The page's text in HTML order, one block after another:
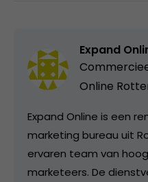
Expand
Online
Expand Online is een
marketing bureau uit
ervaren team van
marketeers. De